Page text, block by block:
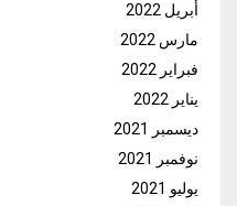
أبريل 2022
مارس 2022
فبراير 2022
يناير 2022
ديسمبر 2021
نوفمبر 2021
يوليو 2021